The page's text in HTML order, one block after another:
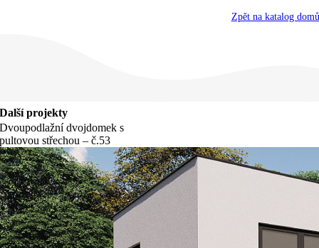
Zpět na katalog domů
Další projekty
Dvoupodlažní dvojdomek s
pultovou střechou – č.53